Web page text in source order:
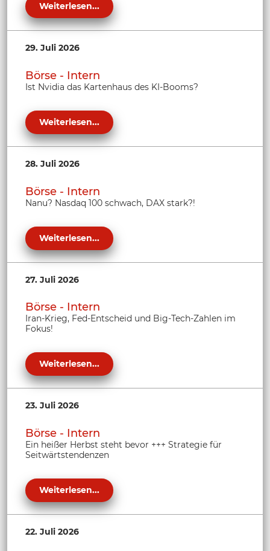
Weiterlesen...
29. Juli 2026
Börse - Intern
Ist Nvidia das Kartenhaus des KI-Booms?
Weiterlesen...
28. Juli 2026
Börse - Intern
Nanu? Nasdaq 100 schwach, DAX stark?!
Weiterlesen...
27. Juli 2026
Börse - Intern
Iran-Krieg, Fed-Entscheid und Big-Tech-Zahlen im
Fokus!
Weiterlesen...
23. Juli 2026
Börse - Intern
Ein heißer Herbst steht bevor +++ Strategie für
Seitwärtstendenzen
Weiterlesen...
22. Juli 2026